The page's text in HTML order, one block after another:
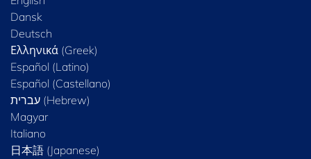
Dansk
Deutsch
Ελληνικά (Greek)
Español (Latino)
Español (Castellano)
Magyar
Italiano
日本語 (Japanese)